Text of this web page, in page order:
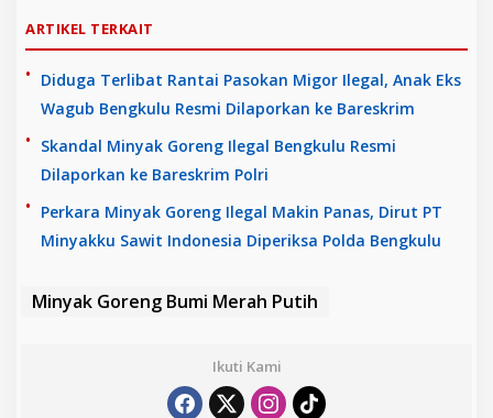
ARTIKEL TERKAIT
Diduga Terlibat Rantai Pasokan Migor Ilegal, Anak Eks
Wagub Bengkulu Resmi Dilaporkan ke Bareskrim
Skandal Minyak Goreng Ilegal Bengkulu Resmi
Dilaporkan ke Bareskrim Polri
Perkara Minyak Goreng Ilegal Makin Panas, Dirut PT
Minyakku Sawit Indonesia Diperiksa Polda Bengkulu
Minyak Goreng Bumi Merah Putih
Ikuti Kami